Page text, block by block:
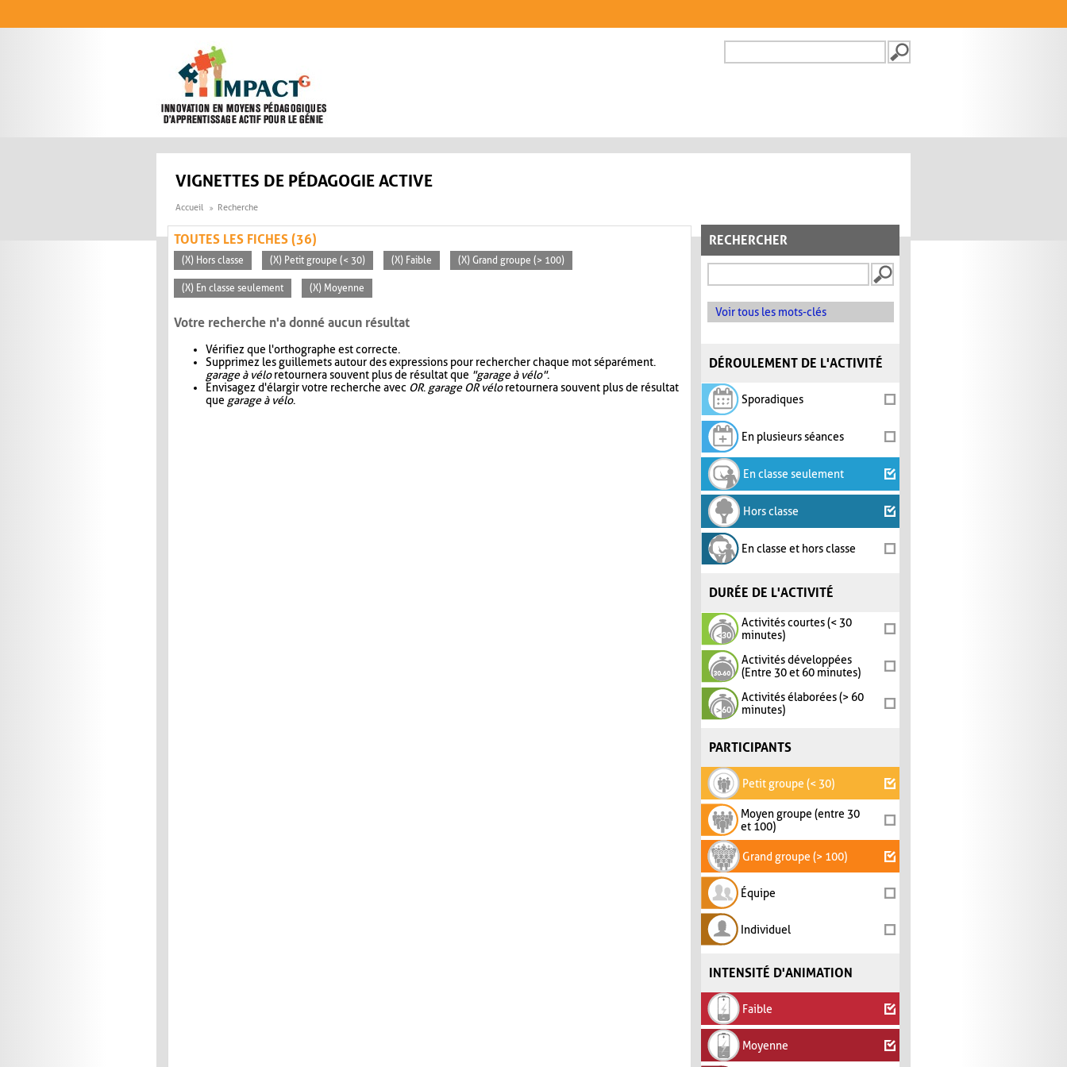
FORMULAIRE DE
VIGNETTES DE PÉDAGOGIE ACTIVE
Accueil Recherche
RECHERCHER
Voir tous les mots-clés
DÉROULEMENT DE L'ACTIVITÉ
Sporadiques
En plusieurs séances
En classe seulement
Hors classe
En classe et hors classe
DURÉE DE L'ACTIVITÉ
Activités courtes (< 30
minutes)
Activités développées
(Entre 30 et 60 minutes)
Activités élaborées (> 60
minutes)
PARTICIPANTS
Petit groupe (< 30)
Moyen groupe (entre 30
et 100)
Grand groupe (> 100)
Équipe
Individuel
INTENSITÉ D'ANIMATION
Faible
Moyenne
TOUTES LES FICHES (36)
(X) Hors classe (X) Petit groupe (< 30) (X) Faible (X) Grand groupe (> 100)
(X) En classe seulement (X) Moyenne
Votre recherche n'a donné aucun résultat
Vérifiez que l'orthographe est correcte.
Supprimez les guillemets autour des expressions pour rechercher chaque mot séparément.
garage à véloretournera souvent plus de résultat que "garage à vélo".
Envisagez d'élargir votre recherche avec OR. garage OR véloretournera souvent plus de résultat
que garage à vélo.